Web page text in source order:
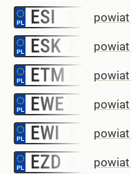
ESI
ESK
ETM
EWE
EWI
EZD